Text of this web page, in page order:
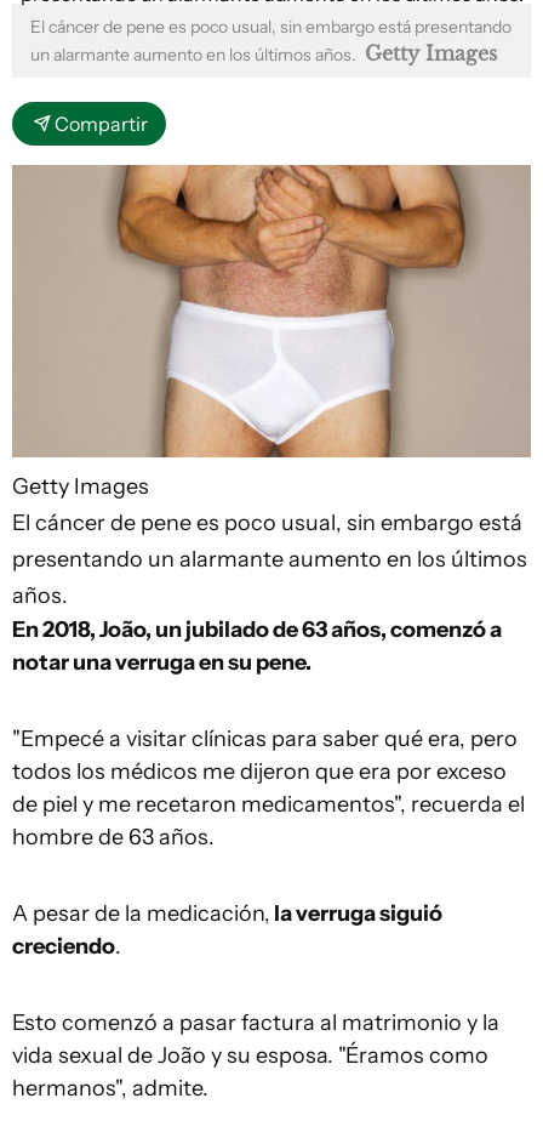
El cáncer de pene es poco usual, sin embargo está presentando
un alarmante aumento en los últimos años. Getty Images
Compartir
Getty Images
El cáncerde pene es poco usual, sin embargo está
presentando un alarmante aumento en los últimos
años.
En 2018, João, un jubilado de 63 años, comenzó a
notar una verruga en su pene.
"Empecé a visitar clínicas para saber qué era, pero
todos los médicos me dijeron que era por exceso
de piel y me recetaron medicamentos", recuerda el
hombre de 63 años.
A pesar de la medicación, la verruga siguió
creciendo.
Esto comenzó a pasar factura al matrimonio y la
vida sexual de João y su esposa. "Éramos como
hermanos", admite.